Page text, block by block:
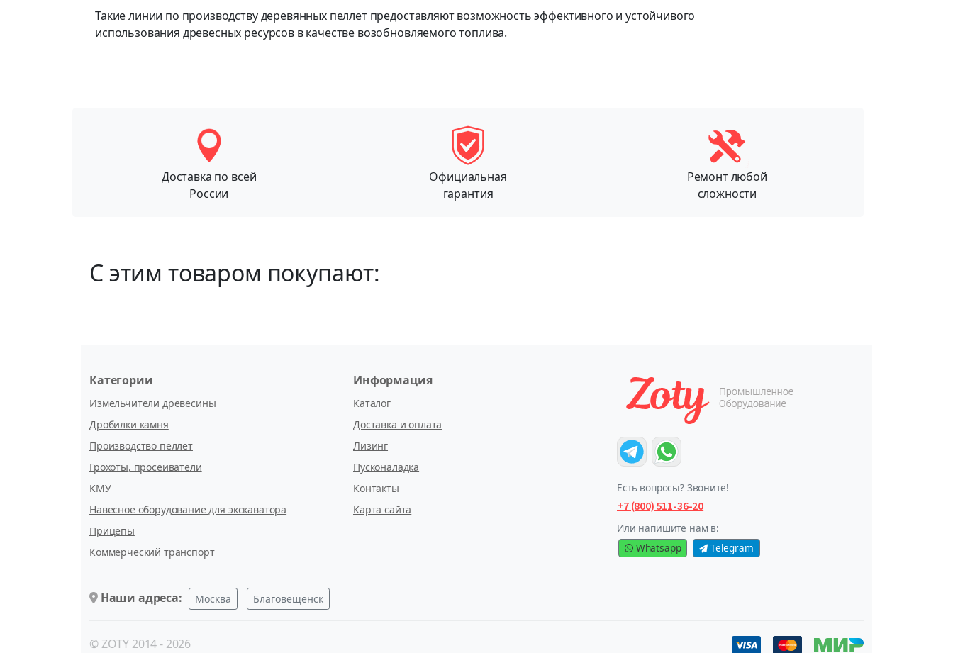
Такие линии по производству деревянных пеллет предоставляют возможность эффективного и устойчивого
использования древесных ресурсов в качестве возобновляемого топлива.
Доставка по всей
России
Официальная
гарантия
Ремонт любой
сложности
С этим товаром покупают:
Категории
Измельчители древесины
Дробилки камня
Производство пеллет
Грохоты, просеиватели
КМУ
Навесное оборудование для экскаватора
Прицепы
Коммерческий транспорт
Информация
Каталог
Доставка и оплата
Лизинг
Пусконаладка
Контакты
Карта сайта
Есть вопросы? Звоните!
+7 (800) 511-36-20
Или напишите нам в:
Whatsapp
Telegram
Наши адреса: Москва Благовещенск
© ZOTY 2014 - 2026